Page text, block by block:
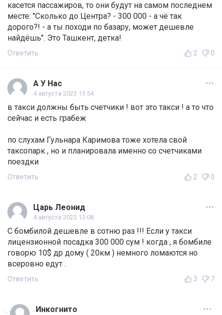
касется пассажиров, то они будут на самом последнем
месте: "Сколько до Центра? - 300 000 - а чё так
дорого?! - а ты походи по базару, может дешевле
найдёшь". Это Ташкент, детка!
Ответить 2 0
А У Нас
4 августа 2023 13:54
в такси должны быть счетчики ! вот это такси ! а то что
сейчас и есть грабеж
по слухам Гульнара Каримова тоже хотела свой
таксопарк , но и планировала именно со счетчиками
поездки
Ответить 2 0
Царь Леонид
4 августа 2023 13:08
С бомбилой дешевле в сотню раз !!! Если у такси
лицензионной посадка 300 000 сум ! когда , я бомбиле
говорю 10$ др дому ( 20км ) немного ломаются но
всеровно едут .
Ответить 3 7
Инкогнито